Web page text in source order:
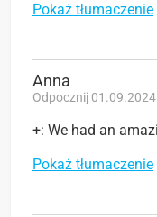
Pokaż tłumaczenie
Anna
Odpocznij 01.09.2024
+: We had an
Pokaż tłumaczenie